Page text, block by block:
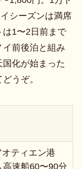
シーズンは満席
は1〜2日前まで
前後泊と組み
化が始まった
うぞ。
ティエン港
速船60〜90分